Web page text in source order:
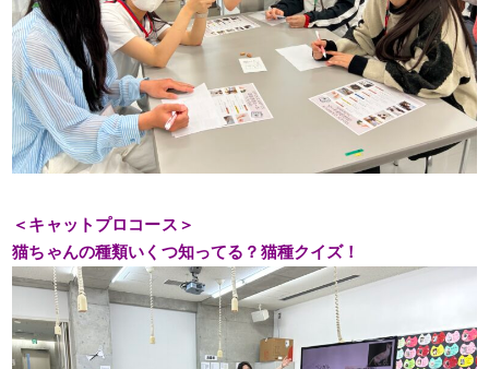
＜キャットプロコース＞
猫ちゃんの種類いくつ知ってる？猫種クイズ！